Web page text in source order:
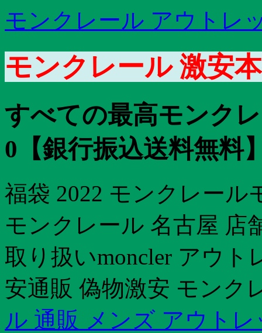
モンクレール アウトレ
モンクレール 激安
すべての最高モンク
0【銀行振込送料無料
福袋 2022 モンクレール
モンクレール 名古屋 店
取り扱いmoncler アウ
安通販 偽物激安 モンク
ル 通販 メンズ アウトレ